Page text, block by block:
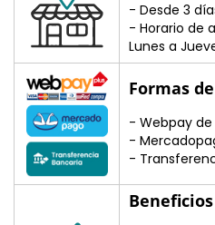
- Desde 3
- Horario de
Lunes a
Formas
- Webpay
-
-
Beneficios